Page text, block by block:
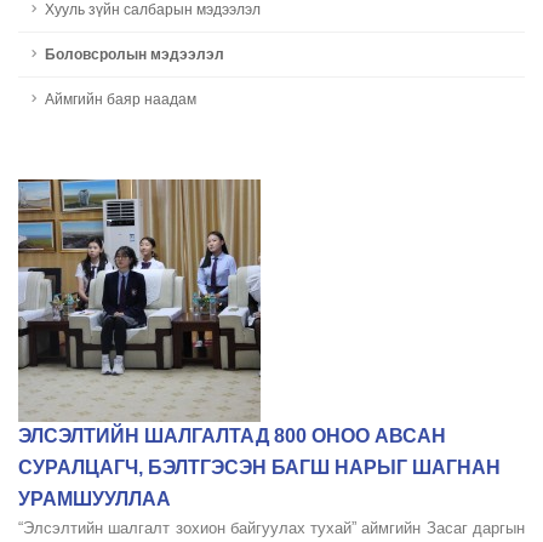
Хууль зүйн салбарын мэдээлэл
Боловсролын мэдээлэл
Аймгийн баяр наадам
ЭЛСЭЛТИЙН ШАЛГАЛТАД 800 ОНОО АВСАН
СУРАЛЦАГЧ, БЭЛТГЭСЭН БАГШ НАРЫГ ШАГНАН
УРАМШУУЛЛАА
“Элсэлтийн шалгалт зохион байгуулах тухай” аймгийн Засаг даргын